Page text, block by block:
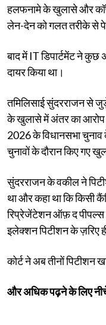
हलफनामे के खुलासे और
लेन-देन को गलत तरीके से
बाद में IT डिपार्टमेंट ने
दायर किया था।
तमिलिसाई सुंदरराजन से
के खुलासे में अंतर का आरोप
2026 के विधानसभा
चुनावों के दौरान किए गए
सुंदरराजन के वकील ने
था और कहा था कि किसी
रिप्रेजेंटेशन ऑफ़ द
इलेक्शन पिटीशन के ज़रिए
कोर्ट ने अब तीनों पिटीशन
और अधिक पढ़ने के लिए